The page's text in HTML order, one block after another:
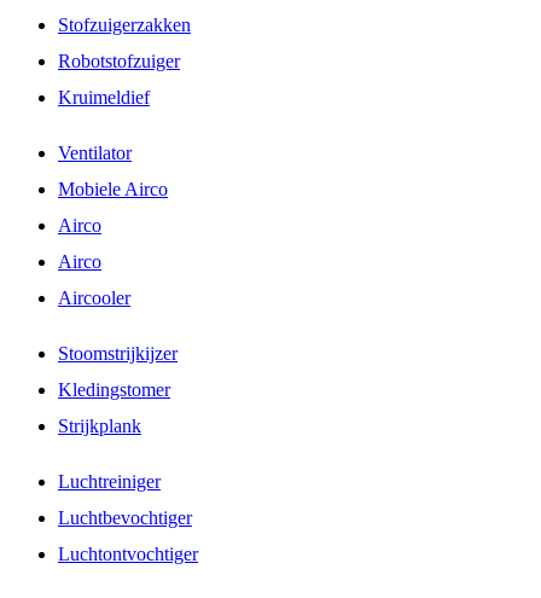
Stofzuigerzakken
Robotstofzuiger
Kruimeldief
Ventilator
Mobiele Airco
Airco
Airco
Aircooler
Stoomstrijkijzer
Kledingstomer
Strijkplank
Luchtreiniger
Luchtbevochtiger
Luchtontvochtiger